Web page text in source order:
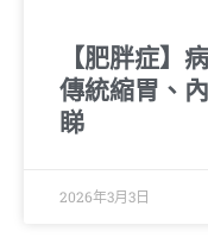
【肥胖症】
傳統縮胃、
睇
2026年3月3日